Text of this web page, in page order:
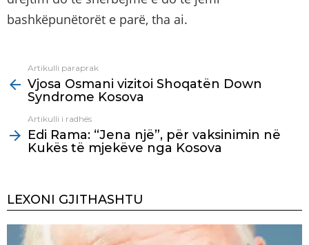
bashkëpunëtorët e parë, tha ai.
more
Artikulli paraprak
Vjosa Osmani vizitoi Shoqatën Down
Syndrome Kosova
Artikulli i radhës
Edi Rama: “Jena një”, për vaksinimin në
Kukës të mjekëve nga Kosova
LEXONI GJITHASHTU